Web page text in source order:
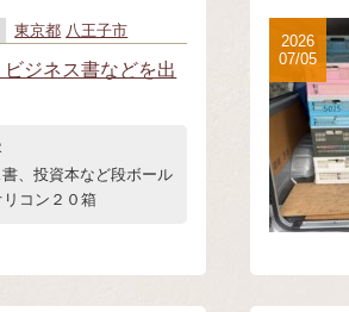
東京都 八王子市
ジネス書などを出
書、投資本など段ボール
リコン２０箱
2026
07/05